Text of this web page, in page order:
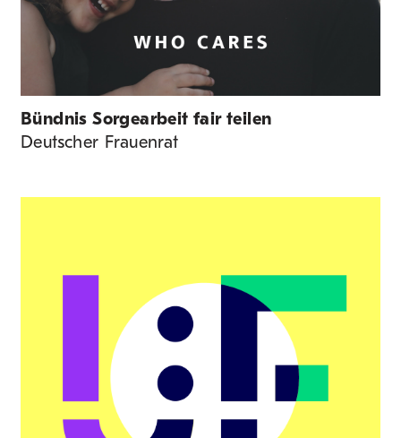
Bündnis Sorgearbeit fair teilen
Deutscher Frauenrat